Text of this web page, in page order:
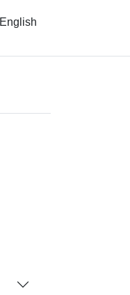
English